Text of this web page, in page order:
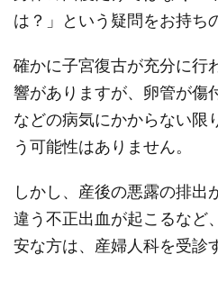
は？」という疑問をお持ち
確かに子宮復古が充分に行
響がありますが、卵管が傷
などの病気にかからない限
う可能性はありません。
しかし、産後の悪露の排出
違う不正出血が起こるなど
安な方は、産婦人科を受診